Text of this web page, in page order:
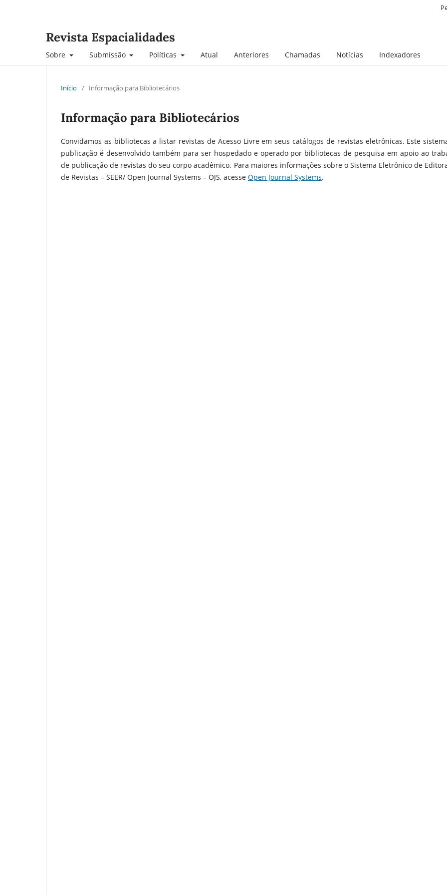
Revista Espacialidades
Sobre Submissão Políticas Atual Anteriores Chamadas Notícias Indexadores
Início / Informação para Bibliotecários
Informação para Bibliotecários
Convidamos as bibliotecas a listar revistas de Acesso Livre em seus catálogos de revistas eletrônicas. Este
publicação é desenvolvido também para ser hospedado e operado por bibliotecas de pesquisa em apoio ao
de publicação de revistas do seu corpo acadêmico. Para maiores informações sobre o Sistema Eletrônico de
de Revistas – SEER/ Open Journal Systems – OJS, acesse Open Journal Systems.